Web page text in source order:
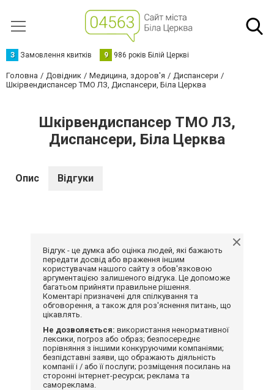
З Замовлення квитків 9 986 років Білій Церкві
Головна Довідник Медицина, здоров'я
Диспансери
Шкірвендиспансер ТМО ЛЗ, Диспансери, Біла Церква
Шкірвендиспансер ТМО ЛЗ,
Диспансери, Біла Церква
Опис Відгуки
Відгук - це думка або оцінка людей, які бажають
передати досвід або враження іншим
користувачам нашого сайту з обов'язковою
аргументацією залишеного відгука. Це допоможе
багатьом прийняти правильне рішення.
Коментарі призначені для спілкування та
обговорення, а також для роз'яснення питань, що
цікавлять.
Не дозволяється: використання ненормативної
лексики, погроз або образ; безпосереднє
порівняння з іншими конкуруючими компаніями;
безпідставні заяви, що ображають діяльність
компанії і / або її послуги; розміщення посилань на
сторонні інтернет-ресурси; реклама та
самореклама.